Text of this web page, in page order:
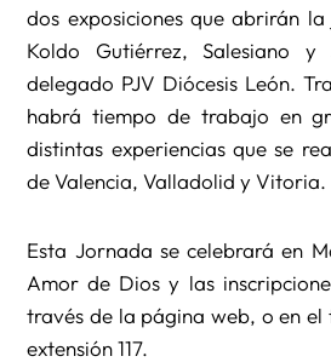
dos exposiciones que abrirán
Koldo Gutiérrez, Salesiano y
delegado PJV Diócesis León.
habrá tiempo de trabajo en
distintas experiencias que se
de Valencia, Valladolid y Vitoria.
Esta Jornada se celebrará en
Amor de Dios y las
través de la página web, o en el
extensión 117.